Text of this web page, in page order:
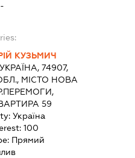
КУЗЬМИЧ
УКРАЇНА, 74907,
МІСТО НОВА
59
Україна
100
Прямий